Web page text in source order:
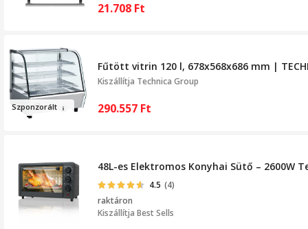
21.708 Ft
Szponzorált
Fűtött vitrin 120 l, 678x568x686 mm |
Kiszállítja Technica Group
290.557 Ft
48L-es Elektromos Konyhai Sütő – 2600W
4.5 (4)
raktáron
Kiszállítja Best Sells